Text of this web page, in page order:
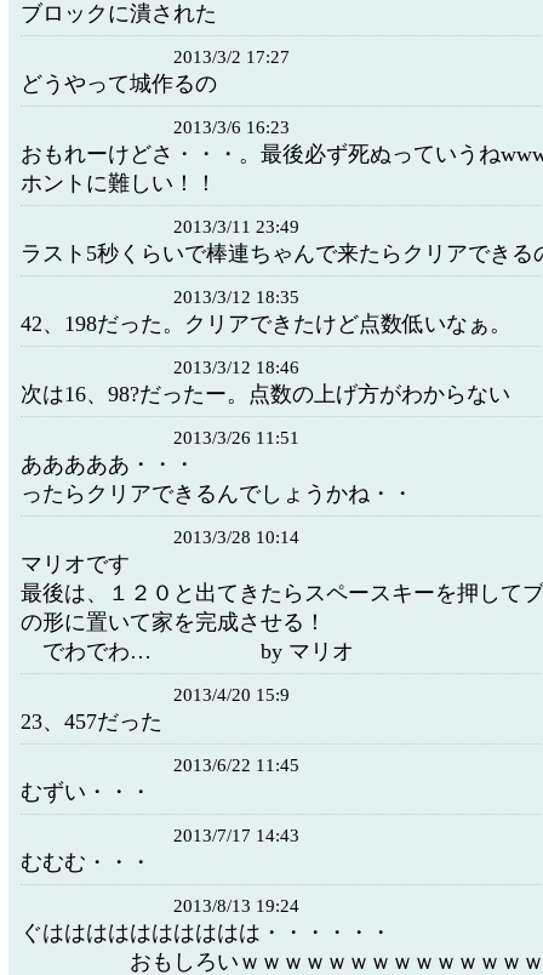
ブロックに潰された
2013/3/2 17:27
どうやって城作るの
2013/3/6 16:23
おもれーけどさ・・・。最後必ず死ぬっていうね
ホントに難しい！！
2013/3/11 23:49
ラスト5秒くらいで棒連ちゃんで来たらクリアできる
2013/3/12 18:35
42、198だった。クリアできたけど点数低いなぁ。
2013/3/12 18:46
次は16、98?だったー。点数の上げ方がわからない
2013/3/26 11:51
あああああ・・・ これ
ったらクリアできるんでしょうかね・・
2013/3/28 10:14
マリオです
最後は、１２０と出てきたらスペースキーを押して
の形に置いて家を完成させる！
でわでわ… by マリオ
2013/4/20 15:9
23、457だった
2013/6/22 11:45
むずい・・・ 最後
2013/7/17 14:43
むむむ・・・
2013/8/13 19:24
ぐはははははははははは・・
おもしろいｗｗｗｗｗｗｗｗｗｗｗｗｗｗ